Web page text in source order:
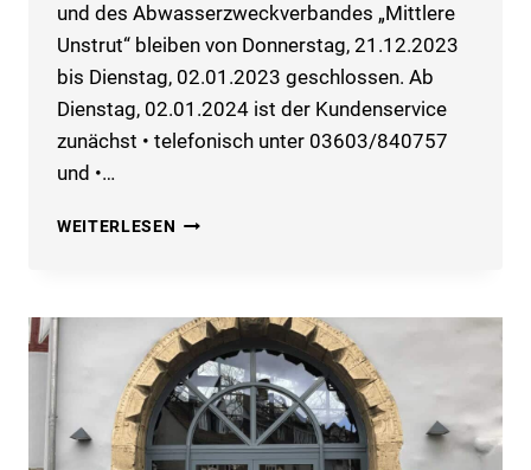
und des Abwasserzweckverbandes „Mittlere
Unstrut“ bleiben von Donnerstag, 21.12.2023
bis Dienstag, 02.01.2023 geschlossen. Ab
Dienstag, 02.01.2024 ist der Kundenservice
zunächst • telefonisch unter 03603/840757
und •…
WEITERLESEN ÖFFNUNGSZEITEN
DES
KUNDENZENTRUMS
VOR
UND
NACH
DEN